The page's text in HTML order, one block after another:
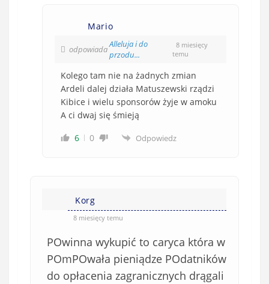
Mario
odpowiadaAlleluja i do
przodu...
8 miesięcy
temu
Kolego tam nie na żadnych zmian
Ardeli dalej działa Matuszewski rządzi
Kibice i wielu sponsorów żyje w amoku
A ci dwaj się śmieją
6
0 Odpowiedz
Korg
8 miesięcy temu
POwinna wykupić to caryca która w
POmPOwała pieniądze POdatników
do opłacenia zagranicznych drągali